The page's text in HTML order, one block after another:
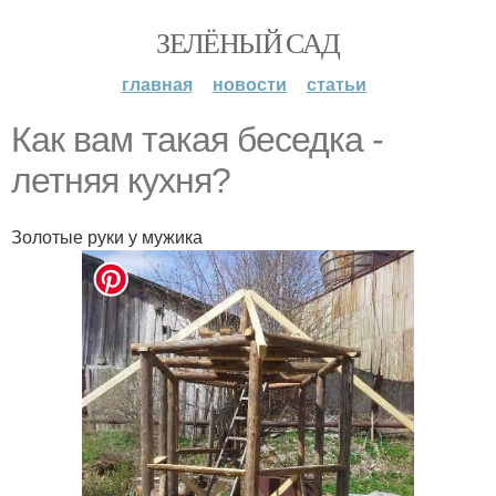
ЗЕЛЁНЫЙ САД
главная новости статьи
Как вам такая беседка -
летняя кухня?
Золотые руки у мужика